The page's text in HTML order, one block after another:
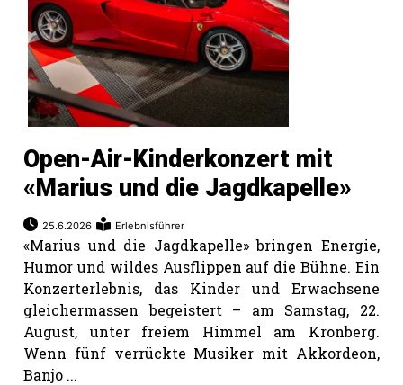
Open-Air-Kinderkonzert mit
«Marius und die Jagdkapelle»
25.6.2026 Erlebnisführer
«Marius und die Jagdkapelle» bringen Energie,
Humor und wildes Ausflippen auf die Bühne. Ein
Konzerterlebnis, das Kinder und Erwachsene
gleichermassen begeistert – am Samstag, 22.
August, unter freiem Himmel am Kronberg.
Wenn fünf verrückte Musiker mit Akkordeon,
Banjo ...